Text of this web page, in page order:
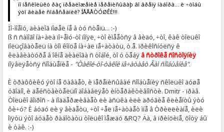
ïî íåñêîëüêó ðàç ïðåäëîæåíèå ïåðåïèñûâàþ âî âðåìÿ íàáîðà... è ÷òîáû
ýòî âèäåë ñîáåñåäíèê? ÍÅÅÅÒÓØÊÈ!!!
Ïî-ìîåìó, äèàëîã ïîøåë íå â òó ñòåïü... :-)
ß ñ ñàìîãî íà÷àëà ïî÷åìó-òî ïîíÿë, ÷òî èìååòñÿ â âèäó, ÷òî, êàê òîëüêî
ïîëüçîâàòåëü íà òîì êîíöå íà÷àë ïå÷àòàòü, ò.å. ïðèêîñíóëñÿ ê
êëàâèàòóðå â îêíå äèàëîãà ñ òîáîé, òî ó òåáÿâ ñòðîêå ñîñòîÿíèÿ
ïîÿâëÿåòñÿ ñîîáùåíèå - "Òàêîé-òî-òàêîé ïå÷àòàåò Âàì ñîîáùåíèå".
È òðàôôèêó ýòî íå õàâàåò, è ïåðåïèñûâàé ñîîáùåíèÿ ñêîëüêî äóøå
óãîäíî, è äåéñòâèòåëüíî äîáàâëÿåò èíòåðàêòèâíîñòè. Dmitr - ïðàâ.
Òîëüêî âîïðîñ - à ïîääåðæèâàåò ëè àñüêà èëè äðóãèå êëèåíòû ýòó
ôè÷ó? È áóäó ëè ÿ âèäåòü, ÷òî ÷åë ïå÷àòàåò ìíå â Òðèëëèàíå, èëè
îïÿòü ýòî áóäåò ðàáîòàòü òîëüêî ìåæäó &RQ? Äà, â ïðèíöèïå, õîòÿ áû
è òàê. :-)